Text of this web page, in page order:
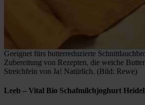
Geeignet fürs butterreduzierte
Zubereitung von Rezepten, die weiche
Streichfein von Ja! Natürlich. (Bild: Rewe)
Leeb – Vital Bio Schafmilchjoghurt